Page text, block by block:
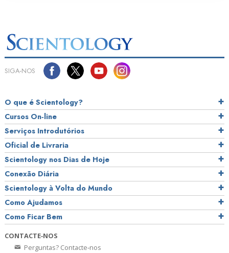
SIGA‑NOS
O que é Scientology?
Cursos On‑line
Serviços Introdutórios
Oficial de Livraria
Scientology nos Dias de Hoje
Conexão Diária
Scientology à Volta do Mundo
Como Ajudamos
Como Ficar Bem
CONTACTE‑NOS
Perguntas? Contacte‑nos